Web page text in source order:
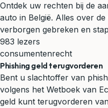
Ontdek uw rechten bij de
auto in België. Alles over
verborgen gebreken en
983 lezers
consumentenrecht
Phishing geld terugvorderen
Bent u slachtoffer van
volgens het Wetboek van
geld kunt terugvorderen